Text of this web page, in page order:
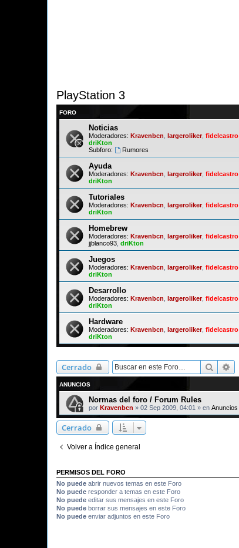
PlayStation 3
FORO
Noticias
Moderadores: Kravenbcn largeroliker fidelcastro
driKton
Subforo:
Rumores
Ayuda
Moderadores: Kravenbcn largeroliker, fidelcastro
driKton
Tutoriales
Moderadores: Kravenbcn largeroliker, fidelcastro
driKton
Homebrew
Moderadores: Kravenbcn largeroliker, fidelcastro
jjblanco93 driKton
Juegos
Moderadores: Kravenbcn largeroliker, fidelcastro
driKton
Desarrollo
Moderadores: Kravenbcn largeroliker, fidelcastro
driKton
Hardware
Moderadores: Kravenbcn largeroliker, fidelcastro
driKton
Cerrado Buscar
ANUNCIOS
Normas del foro / Forum Rules
por Kravenbcn » 02 Sep 2009, 04:01 » en Anuncios
Cerrado
Volver a Índice general
PERMISOS DEL FORO
No puede abrir nuevos temas en este Foro
No puede responder a temas en este Foro
No puede editar sus mensajes en este Foro
No puede borrar sus mensajes en este Foro
No puede enviar adjuntos en este Foro